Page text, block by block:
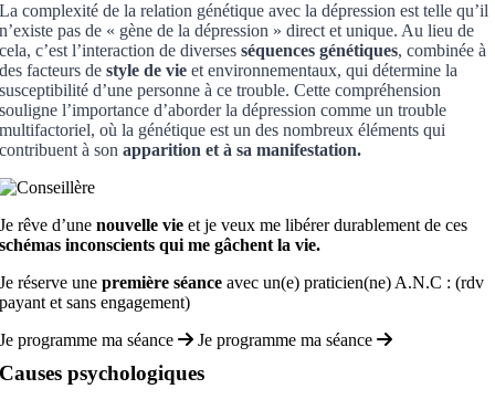
La complexité de la relation génétique avec la dépression est telle qu’il
n’existe pas de « gène de la dépression » direct et unique. Au lieu de
cela, c’est l’interaction de diversesséquences génétiques, combinée à
des facteurs destyle de vie et environnementaux, qui détermine la
susceptibilité d’une personne à ce trouble. Cette compréhension
souligne l’importance d’aborder la dépression comme un trouble
multifactoriel, où la génétique est un des nombreux éléments qui
contribuent à son apparition et à sa manifestation.
Je rêve d’unenouvelle vie et je veux me libérer durablement de ces
schémas inconscients qui me gâchent la vie.
Je réserve unepremière séance avec un(e) praticien(ne) A.N.C : (rdv
payant et sans engagement)
Je programme ma séance
Je programme ma séance
Causes psychologiques